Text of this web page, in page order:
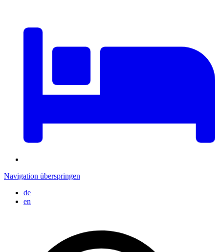
Navigation überspringen
de
en